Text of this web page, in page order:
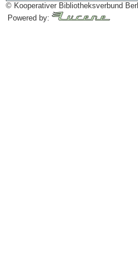
© Kooperativer Bibliotheksverbund
Powered by: